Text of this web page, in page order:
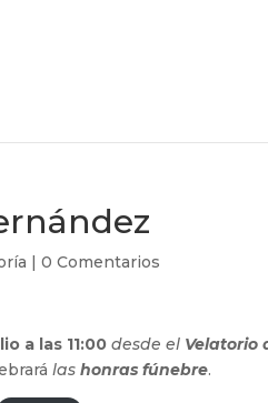
|0 Comentarios
a las 11:00desde el Velatorio
lashonras fúnebre.